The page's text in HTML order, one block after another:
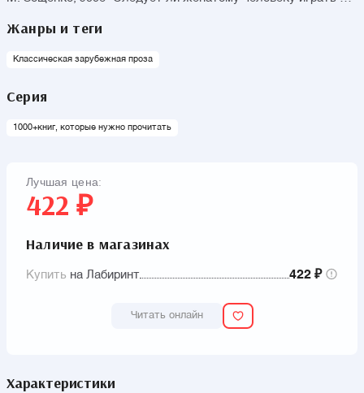
так не был одинок…" Д. С. Мережковского, "Нелюбовь" З. Н.
Цветаевой.
Жанры и теги
Классическая зарубежная проза
Серия
1000+книг, которые нужно прочитать
Лучшая цена:
422 ₽
Наличие в магазинах
Купить на Лабиринт 422 ₽
Читать онлайн
Характеристики